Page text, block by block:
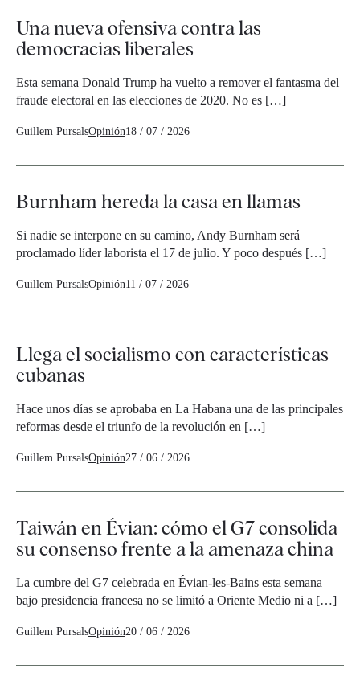
Una nueva ofensiva contra las
democracias liberales
Esta semana Donald Trump ha vuelto a remover el fantasma del
fraude electoral en las elecciones de 2020. No es […]
Guillem PursalsOpinión18 / 07 / 2026
Burnham hereda la casa en llamas
Si nadie se interpone en su camino, Andy Burnham será
proclamado líder laborista el 17 de julio. Y poco después […]
Guillem PursalsOpinión11 / 07 / 2026
Llega el socialismo con características
cubanas
Hace unos días se aprobaba en La Habana una de las principales
reformas desde el triunfo de la revolución en […]
Guillem PursalsOpinión27 / 06 / 2026
Taiwán en Évian: cómo el G7 consolida
su consenso frente a la amenaza china
La cumbre del G7 celebrada en Évian-les-Bains esta semana
bajo presidencia francesa no se limitó a Oriente Medio ni a […]
Guillem PursalsOpinión20 / 06 / 2026